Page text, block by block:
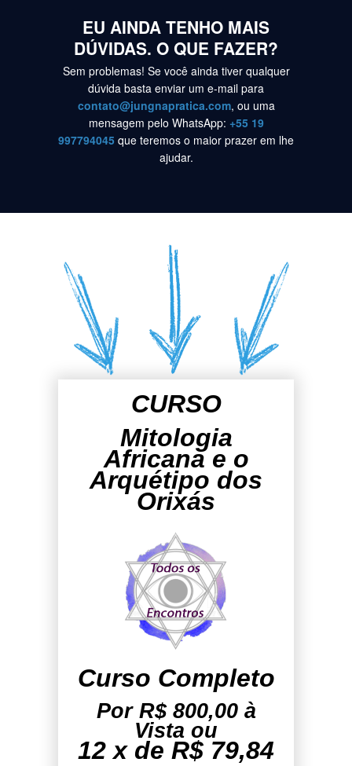
EU AINDA TENHO MAIS
DÚVIDAS. O QUE FAZER?
Sem problemas! Se você ainda tiver qualquer
dúvida basta enviar um e-mail para
contato@jungnapratica.com, ou uma
mensagem pelo WhatsApp: +55 19
997794045 que teremos o maior prazer em lhe
ajudar.
CURSO
Mitologia
Africana e o
Arquétipo dos
Orixás
Curso Completo
Por R$ 800,00 à
Vista ou
12 x de R$ 79,84